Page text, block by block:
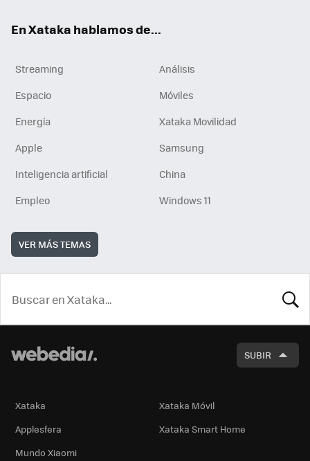
En Xataka hablamos de...
Streaming
Análisis
Espacio
Móviles
Energía
Xataka Movilidad
Apple
Samsung
Inteligencia artificial
China
Empleo
Windows 11
VER MÁS TEMAS
SUBIR
Xataka
Xataka Móvil
Applesfera
Xataka Smart Home
Mundo Xiaomi